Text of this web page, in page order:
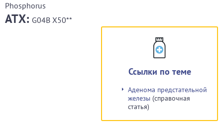
Phosphorus
АТХ: G04B X50**
Ссылки по теме
Аденома предстательной
железы (справочная
статья)